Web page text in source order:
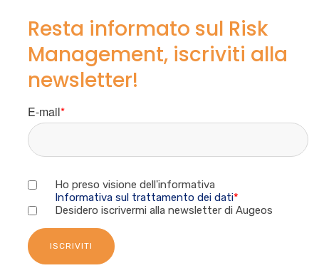
Resta informato sul Risk
Management, iscriviti alla
newsletter!
E-mail*
Ho preso visione dell'informativa
Informativa sul trattamento dei dati*
Desidero iscrivermi alla newsletter di Augeos